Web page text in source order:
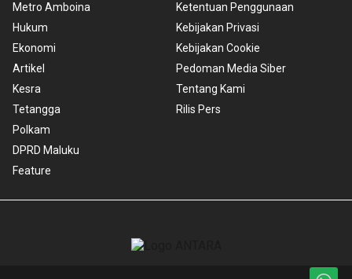
Metro Amboina
Hukum
Ekonomi
Artikel
Kesra
Tetangga
Polkam
DPRD Maluku
Feature
Ketentuan Penggunaan
Kebijakan Privasi
Kebijakan Cookie
Pedoman Media Siber
Tentang Kami
Rilis Pers